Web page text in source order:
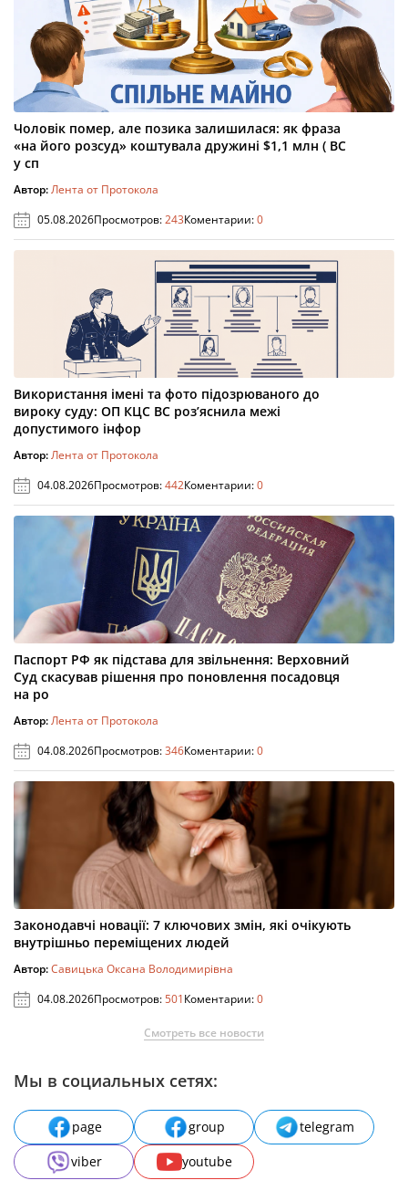
Чоловік помер, але позика залишилася: як фраза
«на його розсуд» коштувала дружині $1,1 млн ( ВС
у сп
Автор:Лента от Протокола
05.08.2026Просмотров:243Коментарии:0
Використання імені та фото підозрюваного до
вироку суду: ОП КЦС ВС роз’яснила межі
допустимого інфор
Автор:Лента от Протокола
04.08.2026Просмотров:442Коментарии:0
Паспорт РФ як підстава для звільнення: Верховний
Суд скасував рішення про поновлення посадовця
на ро
Автор:Лента от Протокола
04.08.2026Просмотров:346Коментарии:0
Законодавчі новації: 7 ключових змін, які очікують
внутрішньо переміщених людей
Автор:Савицька Оксана Володимирівна
04.08.2026Просмотров:501Коментарии:0
Смотреть все новости
Мы в социальных сетях:
page group
telegram
viber
youtube